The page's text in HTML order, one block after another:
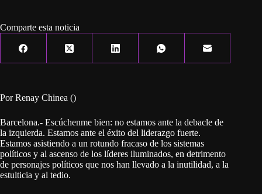
Comparte esta noticia
Por Renay Chinea ()
Barcelona.- Escúchenme bien: no estamos ante la debacle de
la izquierda. Estamos ante el éxito del liderazgo fuerte.
Estamos asistiendo a un rotundo fracaso de los sistemas
políticos y al ascenso de los líderes iluminados, en detrimento
de personajes políticos que nos han llevado a la inutilidad, a la
estulticia y al tedio.